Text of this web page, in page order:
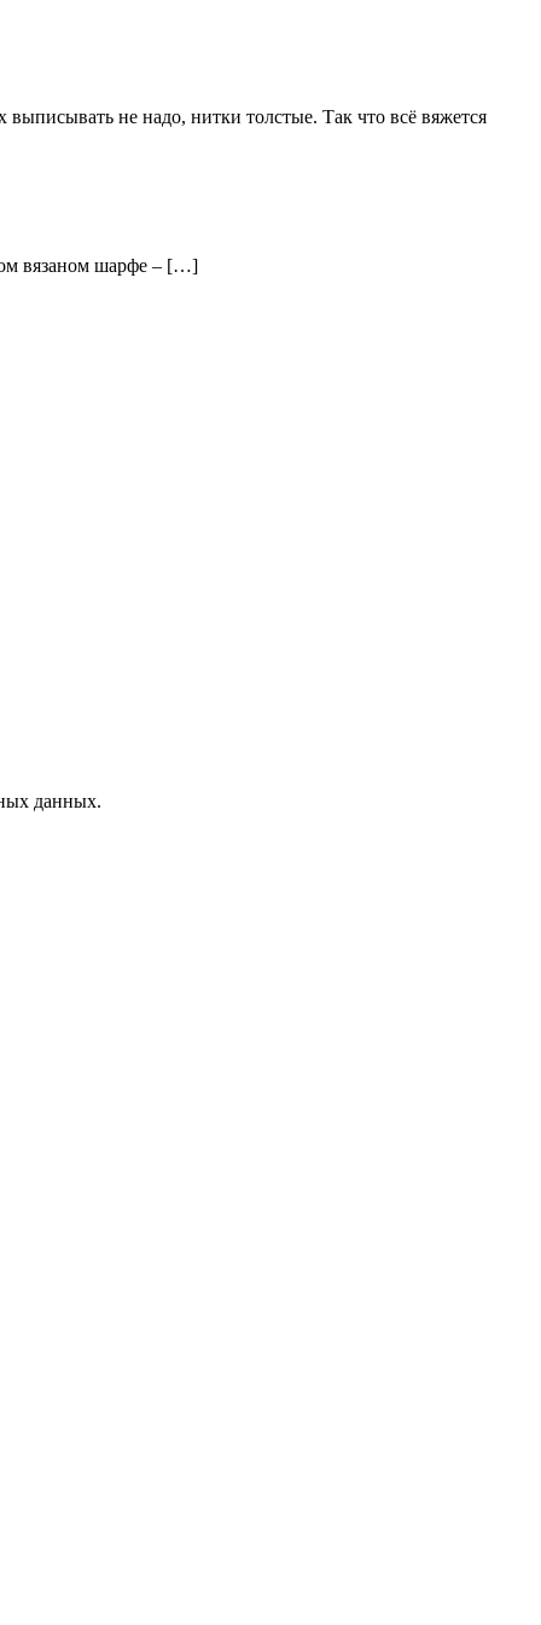
выписывать не надо, нитки толстые. Так что всё вяжется
вязаном шарфе – […]
данных.